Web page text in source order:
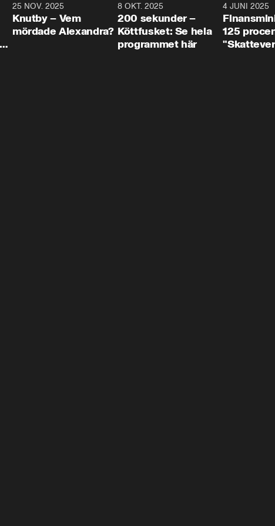
31:05
25 NOV. 2025
Knutby – Vem
mördade Alexandra?
4:29
8 OKT. 2025
200 sekunder –
Köttfusket: Se hela
programmet här
4 JUNI 2025
125